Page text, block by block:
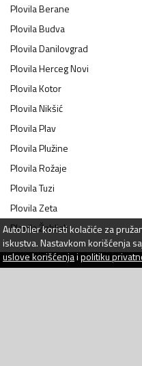
PlovilaBerane
PlovilaBudva
PlovilaDanilovgrad
PlovilaHerceg Novi
PlovilaKotor
PlovilaNikšić
PlovilaPlav
PlovilaPlužine
PlovilaRožaje
PlovilaTuzi
PlovilaZeta
PlovilaŽabljak
AutoDilerkoristi kolačiće za
iskustva. Nastavkom korišćenja
uslove korišćenjaipolitiku